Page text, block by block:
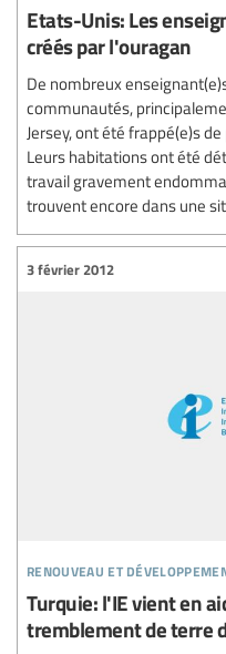
Etats-Unis: Les
créés par l'ouragan
De nombreux
communautés,
Jersey, ont été frappé(e)s
Leurs habitations ont été
travail gravement
trouvent encore dans une
renouveau et
3 février 2012
Turquie: l'IE vient en
tremblement de terre